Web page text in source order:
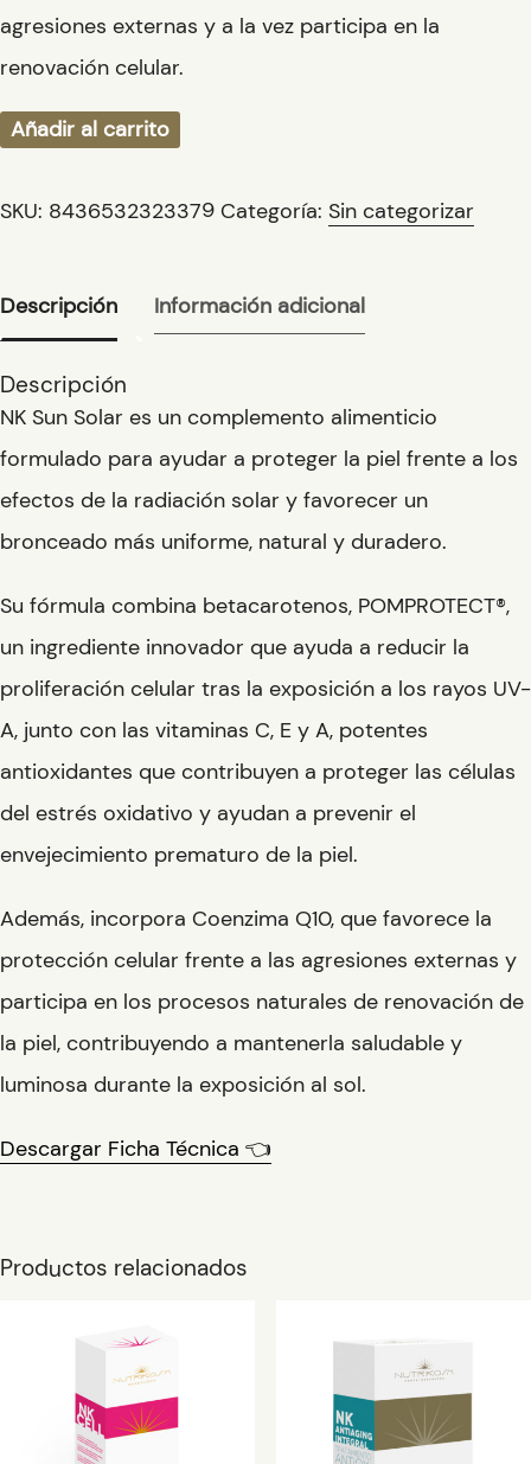
agresiones externas y a la vez participa en la
renovación celular.
Añadir al carrito
SKU: 8436532323379 Categoría: Sin categorizar
Descripción Información adicional
Descripción
NK Sun Solar es un complemento alimenticio
formulado para ayudar a proteger la piel frente a los
efectos de la radiación solar y favorecer un
bronceado más uniforme, natural y duradero.
Su fórmula combina betacarotenos, POMPROTECT®,
un ingrediente innovador que ayuda a reducir la
proliferación celular tras la exposición a los rayos UV-
A, junto con las vitaminas C, E y A, potentes
antioxidantes que contribuyen a proteger las células
del estrés oxidativo y ayudan a prevenir el
envejecimiento prematuro de la piel.
Además, incorpora Coenzima Q10, que favorece la
protección celular frente a las agresiones externas y
participa en los procesos naturales de renovación de
la piel, contribuyendo a mantenerla saludable y
luminosa durante la exposición al sol.
Descargar Ficha Técnica 👈
Productos relacionados